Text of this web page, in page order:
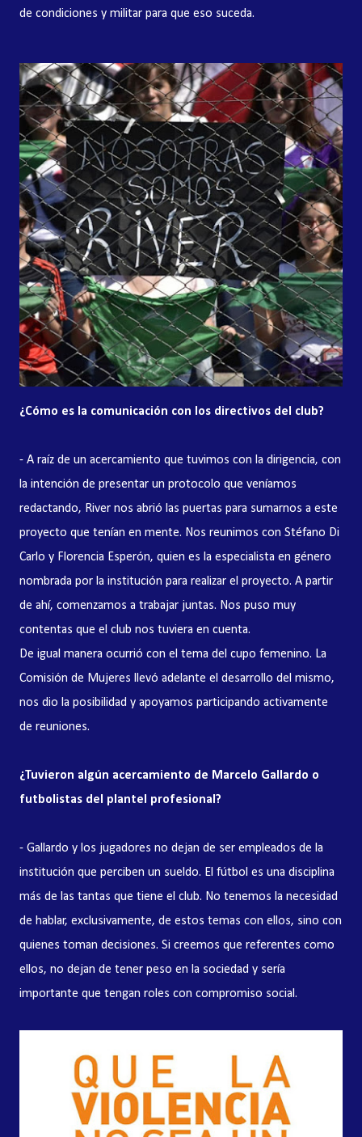
de condiciones y militar para que eso suceda.
¿Cómo es la comunicación con los directivos del club?
- A raíz de un acercamiento que tuvimos con la dirigencia, con
la intención de presentar un protocolo que veníamos
redactando, River nos abrió las puertas para sumarnos a este
proyecto que tenían en mente. Nos reunimos con Stéfano Di
Carlo y Florencia Esperón, quien es la especialista en género
nombrada por la institución para realizar el proyecto. A partir
de ahí, comenzamos a trabajar juntas. Nos puso muy
contentas que el club nos tuviera en cuenta.
De igual manera ocurrió con el tema del cupo femenino. La
Comisión de Mujeres llevó adelante el desarrollo del mismo,
nos dio la posibilidad y apoyamos participando activamente
de reuniones.
¿Tuvieron algún acercamiento de Marcelo Gallardo o
futbolistas del plantel profesional?
- Gallardo y los jugadores no dejan de ser empleados de la
institución que perciben un sueldo. El fútbol es una disciplina
más de las tantas que tiene el club. No tenemos la necesidad
de hablar, exclusivamente, de estos temas con ellos, sino con
quienes toman decisiones. Si creemos que referentes como
ellos, no dejan de tener peso en la sociedad y sería
importante que tengan roles con compromiso social.